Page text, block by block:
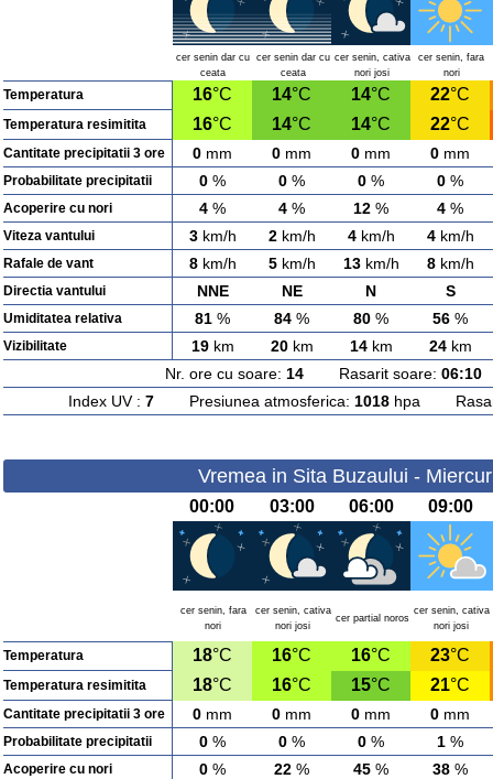
cer senin dar cu
ceata
cer senin dar cu
ceata
cer senin, cativa
nori josi
cer senin, fara
nori
Temperatura 16°C 14°C 14°C 22°C
Temperatura resimitita 16°C 14°C 14°C 22°C
Cantitate precipitatii 3 ore 0 mm 0 mm 0 mm 0 mm
Probabilitate precipitatii 0 % 0 % 0 % 0 %
Acoperire cu nori 4 % 4 % 12 % 4 %
Viteza vantului 3km/h 2km/h 4km/h 4km/h
Rafale de vant 8km/h 5km/h 13km/h 8km/h
Directia vantului NNE NE N S
Umiditatea relativa 81 % 84 % 80 % 56 %
Vizibilitate 19km 20km 14km 24km
Nr. ore cu soare: 14Rasarit soare: 06:10
Index UV : 7Presiunea atmosferica: 1018hpa
Vremea in Sita Buzaului -
00:00 03:00 06:00 09:00
cer senin, fara
nori
cer senin, cativa
nori josi
cer partial noros
cer senin, cativa
nori josi
Temperatura 18°C 16°C 16°C 23°C
Temperatura resimitita 18°C 16°C 15°C 21°C
Cantitate precipitatii 3 ore 0 mm 0 mm 0 mm 0 mm
Probabilitate precipitatii 0 % 0 % 0 % 1 %
Acoperire cu nori 0 % 22 % 45 % 38 %